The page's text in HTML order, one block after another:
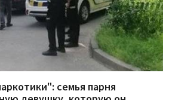
семья парня